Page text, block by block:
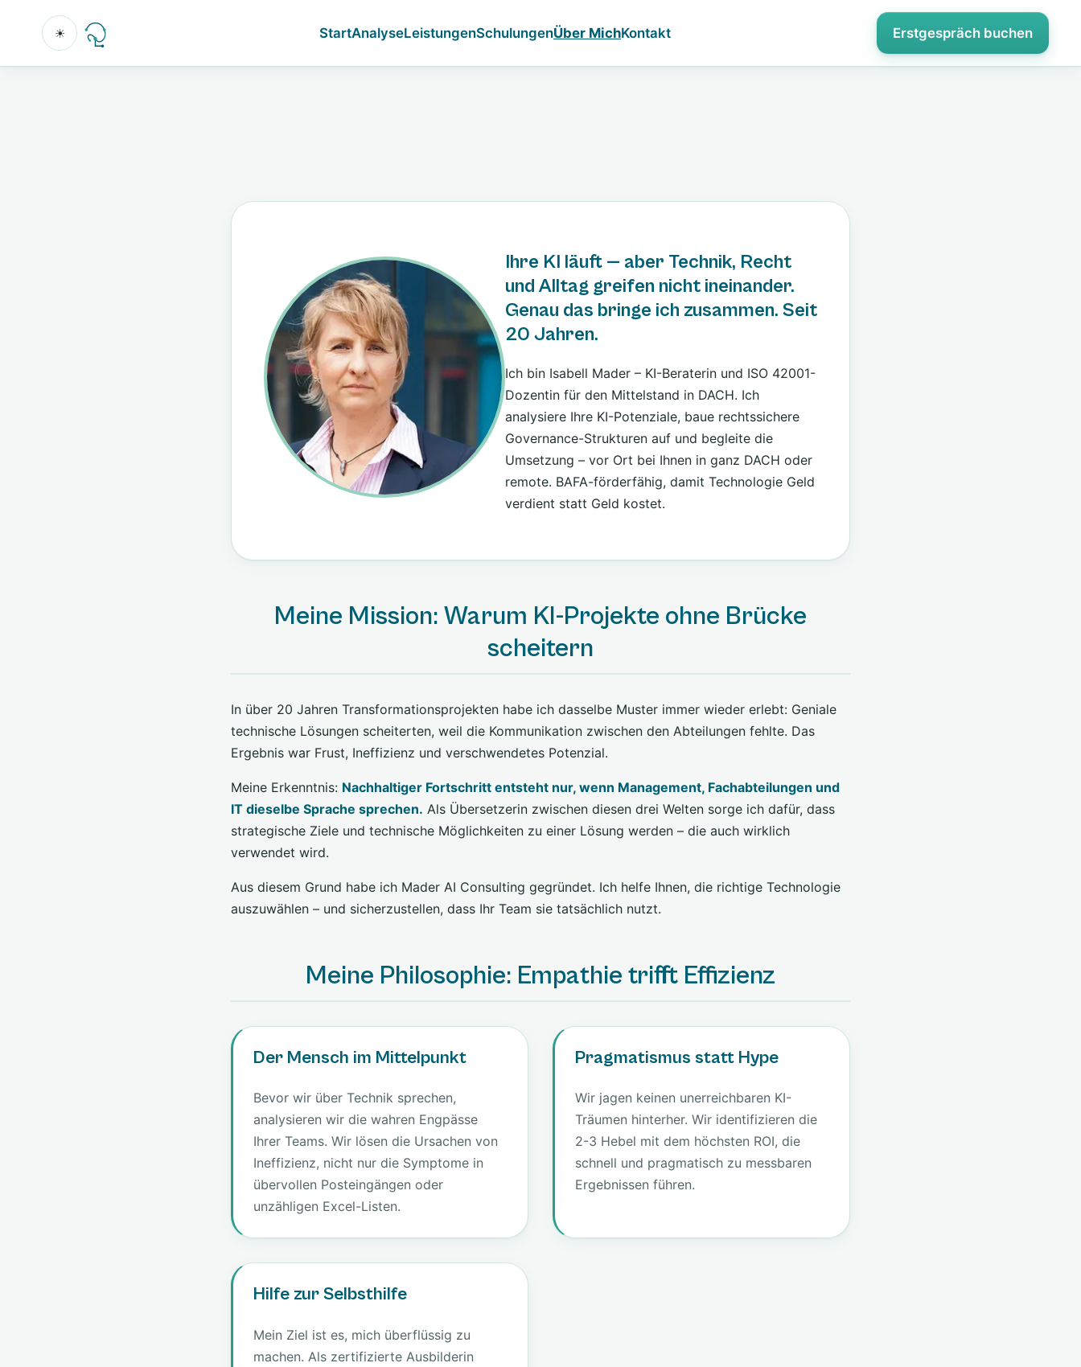
StartAnalyseLeistungenSchulungenÜber MichKontakt Erstgespräch buchen
☀
Ihre KI läuft — aber Technik, Recht
und Alltag greifen nicht ineinander.
Genau das bringe ich zusammen. Seit
20 Jahren.
Ich bin Isabell Mader – KI-Beraterin und ISO 42001-
Dozentin für den Mittelstand in DACH. Ich
analysiere Ihre KI-Potenziale, baue rechtssichere
Governance-Strukturen auf und begleite die
Umsetzung – vor Ort bei Ihnen in ganz DACH oder
remote. BAFA-förderfähig, damit Technologie Geld
verdient statt Geld kostet.
Meine Mission: Warum KI-Projekte ohne Brücke
scheitern
In über 20 Jahren Transformationsprojekten habe ich dasselbe Muster immer wieder erlebt: Geniale
technische Lösungen scheiterten, weil die Kommunikation zwischen den Abteilungen fehlte. Das
Ergebnis war Frust, Ineffizienz und verschwendetes Potenzial.
Meine Erkenntnis: Nachhaltiger Fortschritt entsteht nur, wenn Management, Fachabteilungen und
IT dieselbe Sprache sprechen. Als Übersetzerin zwischen diesen drei Welten sorge ich dafür, dass
strategische Ziele und technische Möglichkeiten zu einer Lösung werden – die auch wirklich
verwendet wird.
Aus diesem Grund habe ich Mader AI Consulting gegründet. Ich helfe Ihnen, die richtige Technologie
auszuwählen – und sicherzustellen, dass Ihr Team sie tatsächlich nutzt.
Meine Philosophie: Empathie trifft Effizienz
Der Mensch im Mittelpunkt
Bevor wir über Technik sprechen,
analysieren wir die wahren Engpässe
Ihrer Teams. Wir lösen die Ursachen von
Ineffizienz, nicht nur die Symptome in
übervollen Posteingängen oder
unzähligen Excel-Listen.
Pragmatismus statt Hype
Wir jagen keinen unerreichbaren KI-
Träumen hinterher. Wir identifizieren die
2-3 Hebel mit dem höchsten ROI, die
schnell und pragmatisch zu messbaren
Ergebnissen führen.
Hilfe zur Selbsthilfe
Mein Ziel ist es, mich überflüssig zu
machen. Als zertifizierte Ausbilderin